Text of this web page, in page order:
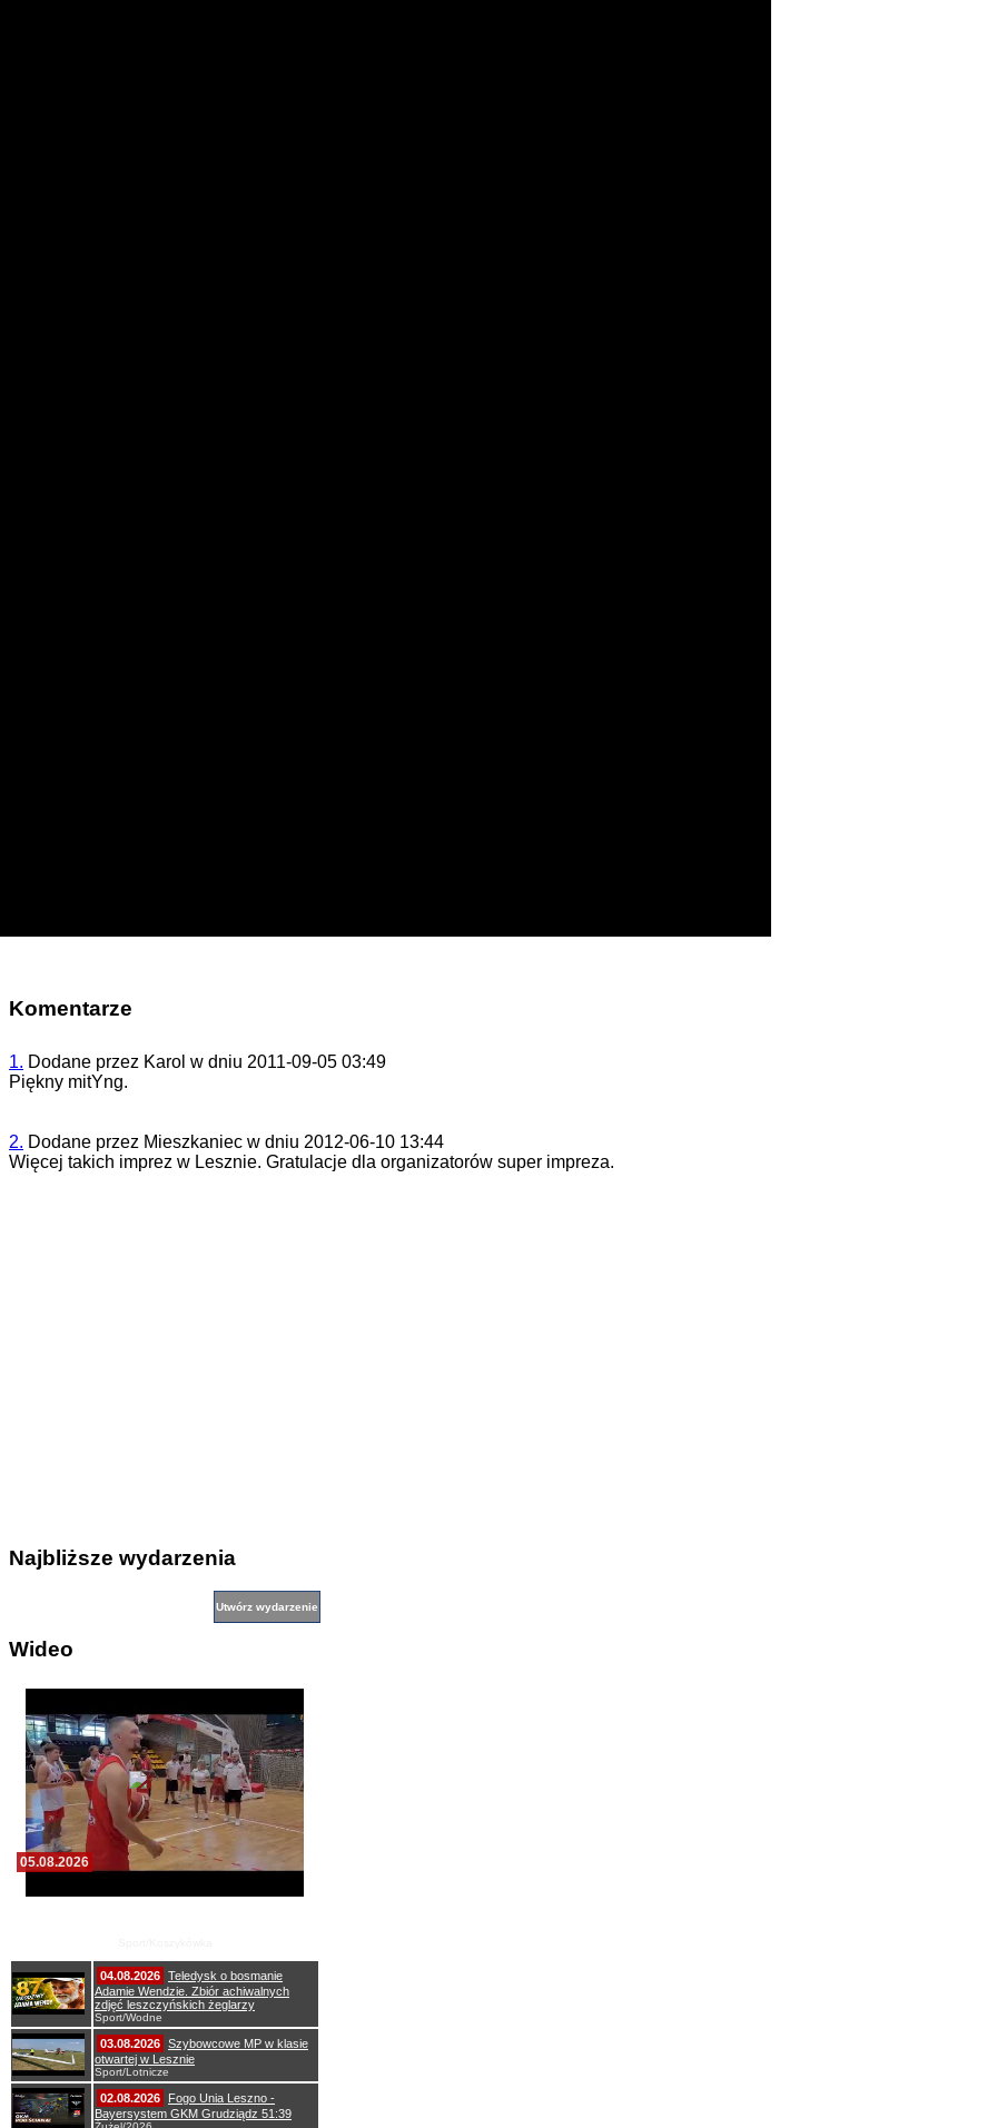
Komentarze
1. Dodane przez Karol w dniu 2011-09-05 03:49
Piękny mitYng.
2. Dodane przez Mieszkaniec w dniu 2012-06-10 13:44
Więcej takich imprez w Lesznie. Gratulacje dla organizatorów super impreza.
Najbliższe wydarzenia
Wideo
05.08.2026
04.08.2026 Teledysk o bosmanie
Adamie Wendzie. Zbiór achiwalnych
zdjęć leszczyńskich żeglarzy
Sport/Wodne
03.08.2026 Szybowcowe MP w klasie
otwartej w Lesznie
Sport/Lotnicze
02.08.2026
Fogo Unia Leszno -
Bayersystem GKM Grudziądz 51:39